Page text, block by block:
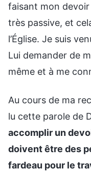
faisant mon devoir
très passive, et
l’Église. Je suis
Lui demander de
même et à me
Au cours de ma
lu cette parole de
accomplir un
doivent être des
fardeau pour le